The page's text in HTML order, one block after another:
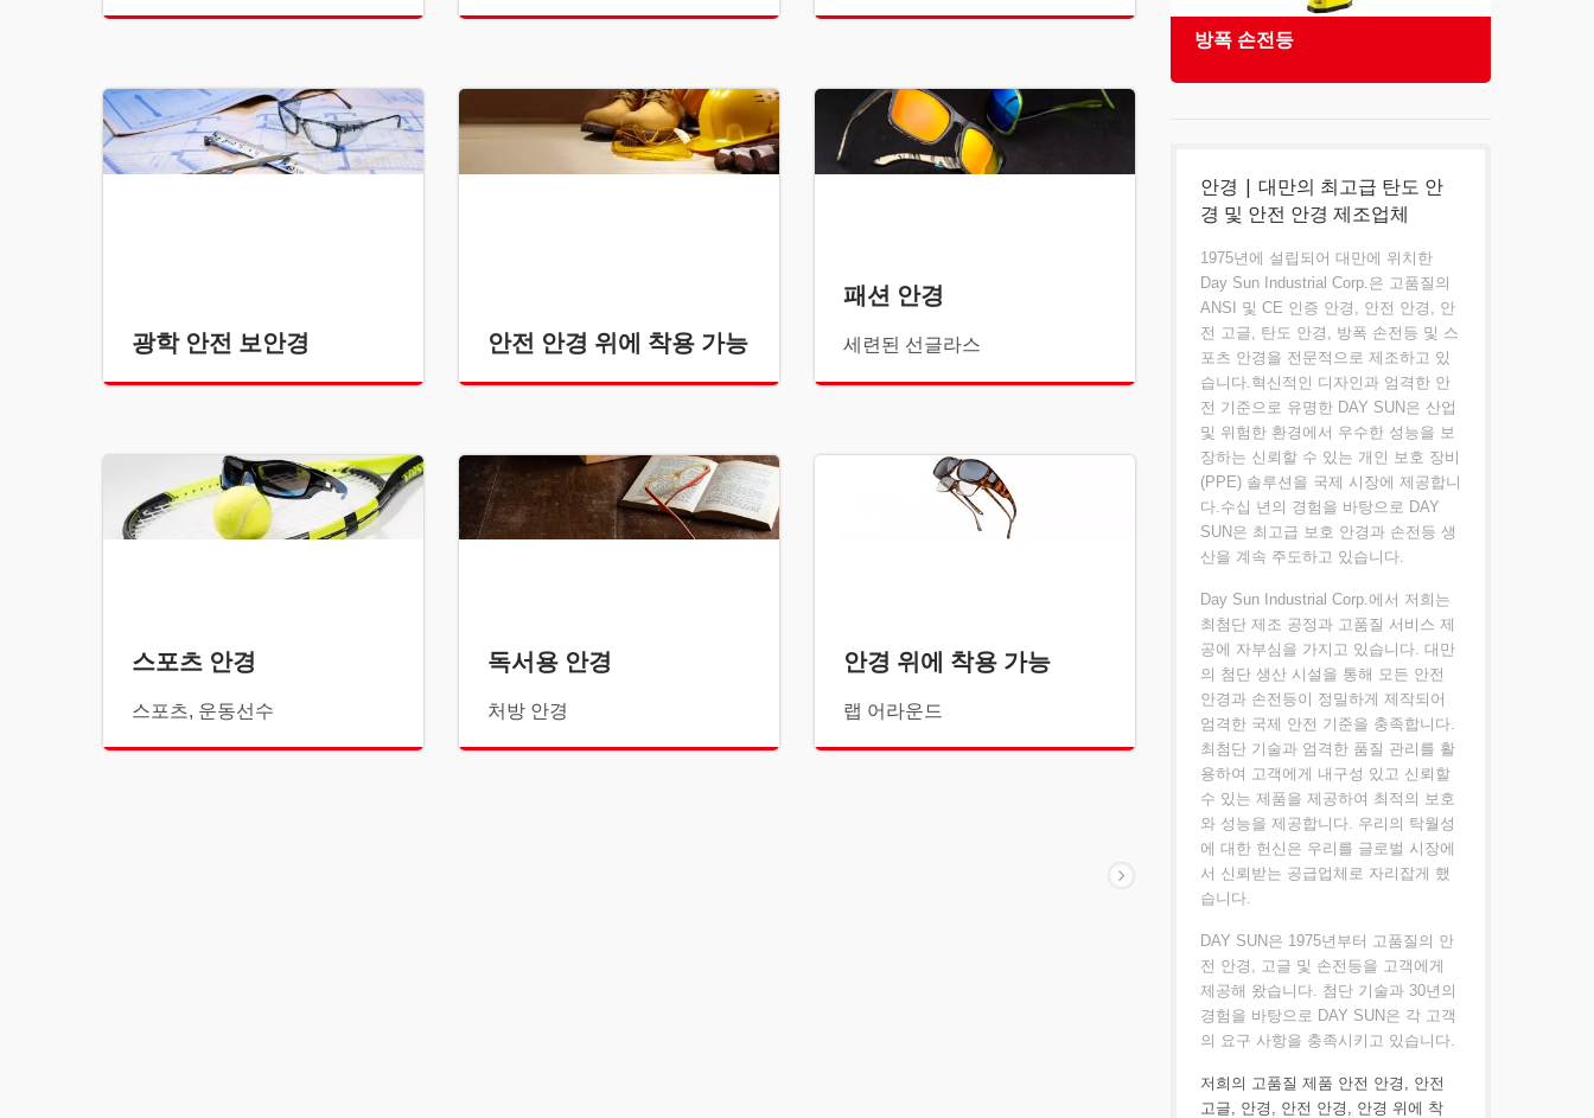
광학 안전 보안경 안전 안경 위에 착용 가능
패션 안경
세련된 선글라스
스포츠 안경
스포츠, 운동선수
독서용 안경
처방 안경
안경 위에 착용 가능
랩 어라운드
방폭 손전등
안경 | 대만의 최고급 탄도 안
경 및 안전 안경 제조업체
1975년에 설립되어 대만에 위치한
Day Sun Industrial Corp.은 고품질의
ANSI 및 CE 인증 안경, 안전 안경, 안
전 고글, 탄도 안경, 방폭 손전등 및 스
포츠 안경을 전문적으로 제조하고 있
습니다.혁신적인 디자인과 엄격한 안
전 기준으로 유명한 DAY SUN은 산업
및 위험한 환경에서 우수한 성능을 보
장하는 신뢰할 수 있는 개인 보호 장비
(PPE) 솔루션을 국제 시장에 제공합니
다.수십 년의 경험을 바탕으로 DAY
SUN은 최고급 보호 안경과 손전등 생
산을 계속 주도하고 있습니다.
Day Sun Industrial Corp.에서 저희는
최첨단 제조 공정과 고품질 서비스 제
공에 자부심을 가지고 있습니다. 대만
의 첨단 생산 시설을 통해 모든 안전
안경과 손전등이 정밀하게 제작되어
엄격한 국제 안전 기준을 충족합니다.
최첨단 기술과 엄격한 품질 관리를 활
용하여 고객에게 내구성 있고 신뢰할
수 있는 제품을 제공하여 최적의 보호
와 성능을 제공합니다. 우리의 탁월성
에 대한 헌신은 우리를 글로벌 시장에
서 신뢰받는 공급업체로 자리잡게 했
습니다.
DAY SUN은 1975년부터 고품질의 안
전 안경, 고글 및 손전등을 고객에게
제공해 왔습니다. 첨단 기술과 30년의
경험을 바탕으로 DAY SUN은 각 고객
의 요구 사항을 충족시키고 있습니다.
저희의 고품질 제품 안전 안경 , 안전
고글, 안경 , 안전 안경 , 안경 위에 착